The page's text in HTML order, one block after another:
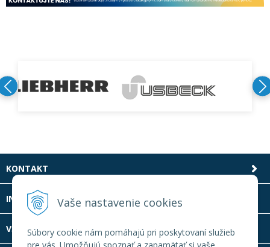
Vaše nastavenie cookies
Súbory cookie nám pomáhajú pri poskytovaní služieb
KONTAKT
INFOLINKA
VŠETKO O NÁKUPE